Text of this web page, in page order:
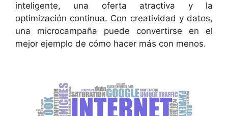
inteligente, una oferta atractiva y la
optimización continua. Con creatividad y datos,
una microcampaña puede convertirse en el
mejor ejemplo de cómo hacer más con menos.